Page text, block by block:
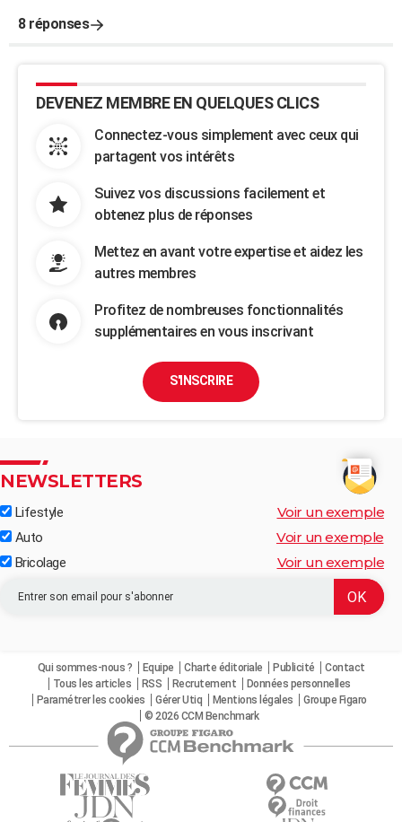
8 réponses
DEVENEZ MEMBRE EN QUELQUES CLICS
Connectez-vous simplement avec ceux qui
partagent vos intérêts
Suivez vos discussions facilement et
obtenez plus de réponses
Mettez en avant votre expertise et aidez les
autres membres
Profitez de nombreuses fonctionnalités
supplémentaires en vous inscrivant
S'INSCRIRE
NEWSLETTERS
Lifestyle Voir un exemple
Auto Voir un exemple
Bricolage Voir un exemple
Qui sommes-nous ? Equipe Charte éditoriale Publicité
Contact
Tous les articles
RSS Recrutement
Données personnelles
Paramétrer les cookies
Gérer Utiq Mentions légales
Groupe Figaro
© 2026 CCM Benchmark